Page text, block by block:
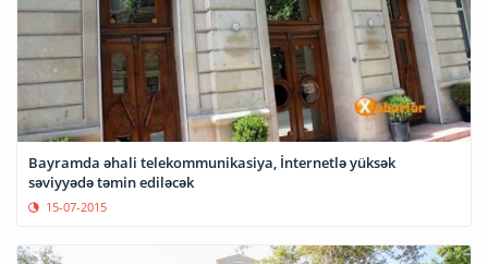
Bayramda əhali telekommunikasiya, İnternetlə yüksək
səviyyədə təmin ediləcək
15-07-2015